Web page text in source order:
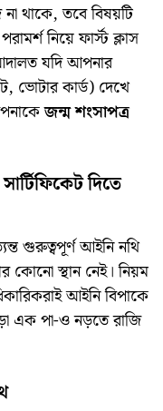
থাকে, তবে বিষয়টি
নিয়ে ফার্স্ট ক্লাস
যদি আপনার
ভোটার কার্ড) দেখে
জন্ম শংসাপত্র
দিতে
গুরুত্বপূর্ণ আইনি নথি
স্থান নেই। নিয়ম
আইনি বিপাকে
এক পা-ও নড়তে রাজি